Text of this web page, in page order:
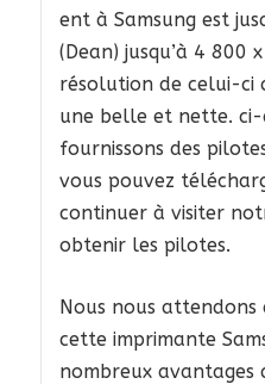
ent à Samsung est
(Dean) jusqu’à 4 800
résolution de celui-ci
une belle et nette. ci-
fournissons des
vous pouvez
continuer à visiter
obtenir les pilotes.
Nous nous
cette imprimante
nombreux avantages